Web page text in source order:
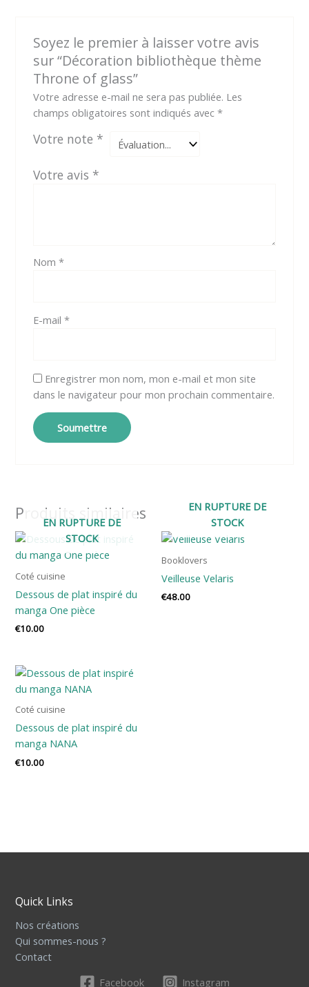
Soyez le premier à laisser votre avis
sur “Décoration bibliothèque thème
Throne of glass”
Votre adresse e-mail ne sera pas publiée. Les
champs obligatoires sont indiqués avec *
Votre note *
Votre avis *
Nom *
E-mail *
Enregistrer mon nom, mon e-mail et mon site
dans le navigateur pour mon prochain commentaire.
Produits similaires
EN RUPTURE DE
STOCK
Coté cuisine
Dessous de plat inspiré du
manga One pièce
€10.00
EN RUPTURE DE
STOCK
Booklovers
Veilleuse Velaris
€48.00
Coté cuisine
Dessous de plat inspiré du
manga NANA
€10.00
Quick Links
Nos créations
Qui sommes-nous ?
Contact
Facebook
Instagram